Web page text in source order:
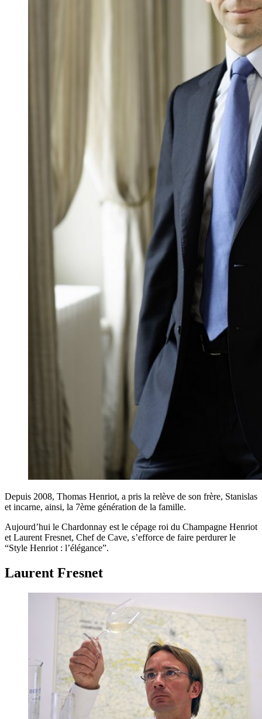
Depuis 2008, Thomas Henriot, a pris la relève de son frère, Stanislas
et incarne, ainsi, la 7ème génération de la famille.
Aujourd’hui le Chardonnay est le cépage roi du Champagne Henriot
et Laurent Fresnet, Chef de Cave, s’efforce de faire perdurer le
“Style Henriot : l’élégance”.
Laurent Fresnet